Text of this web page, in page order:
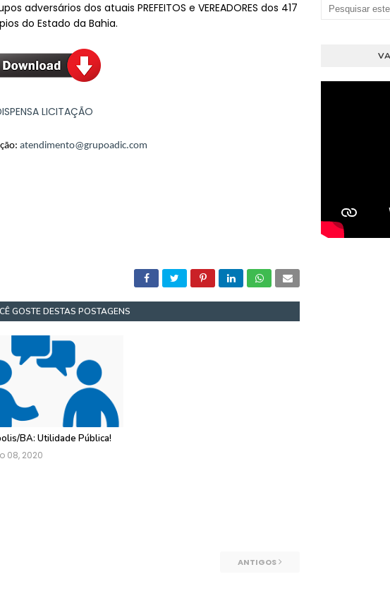
dos atuais PREFEITOS e VEREADORES dos 417
do Estado da Bahia.
LICITAÇÃO
atendimento@grupoadic.com
GOSTE DESTAS POSTAGENS
BA: Utilidade Pública!
08, 2020
ANTIGOS